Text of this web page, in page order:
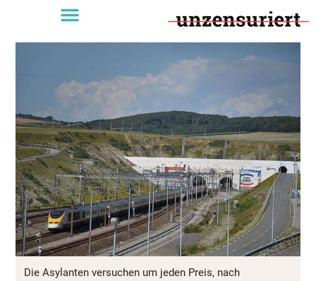
Die Asylanten versuchen um jeden Preis, nach